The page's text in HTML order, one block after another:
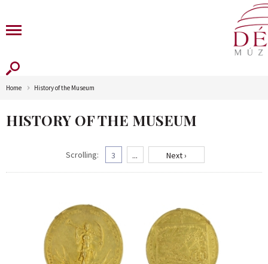
Home History of the Museum
HISTORY OF THE MUSEUM
Scrolling: 3 ... Next ›